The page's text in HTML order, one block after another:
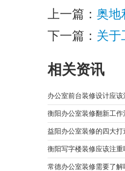
上一篇： 奥地
下一篇： 关于
相关资讯
办公室前台装修设计应该
衡阳办公室装修翻新工作
益阳办公室装修的四大打
衡阳写字楼装修应该注重
常德办公室装修需要了解